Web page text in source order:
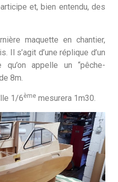
et, bien entendu, des
maquette en chantier,
Il s’agit d’une réplique d’un
qu’on appelle un “pêche-
8m.
1/6ème mesurera 1m30.